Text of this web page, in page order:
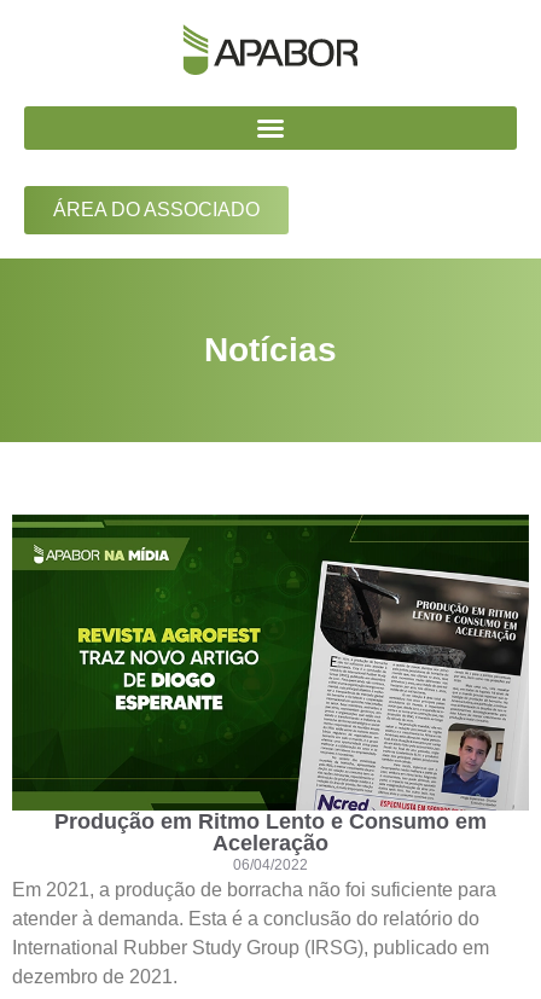
ÁREA DO ASSOCIADO
Notícias
Produção em Ritmo Lento e Consumo em
Aceleração
06/04/2022
Em 2021, a produção de borracha não foi suficiente para
atender à demanda. Esta é a conclusão do relatório do
International Rubber Study Group (IRSG), publicado em
dezembro de 2021.